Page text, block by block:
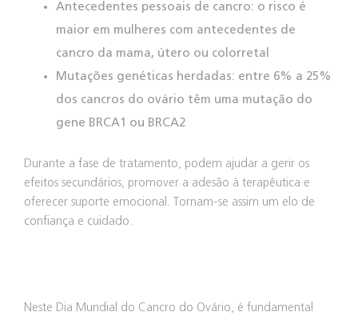
Antecedentes pessoais de cancro: o risco é
maior em mulheres com antecedentes de
cancro da mama, útero ou colorretal
Mutações genéticas herdadas: entre 6% a 25%
dos cancros do ovário têm uma mutação do
gene BRCA1 ou BRCA2
Durante a fase de tratamento, podem ajudar a gerir os
efeitos secundários, promover a adesão à terapêutica e
oferecer suporte emocional. Tornam-se assim um elo de
confiança e cuidado.
Neste Dia Mundial do Cancro do Ovário, é fundamental